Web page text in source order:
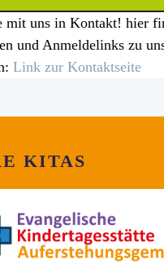
mit uns in Kontakt! hier
und Anmeldelinks zu
Link zur Kontaktseite
KITAS